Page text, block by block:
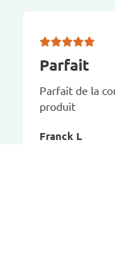
Parfait
Parfait de la
produit
Franck L